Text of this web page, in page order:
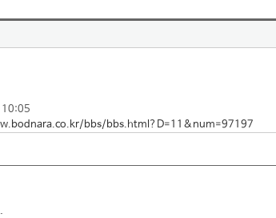
bbs/bbs.html?D=11&num=97197